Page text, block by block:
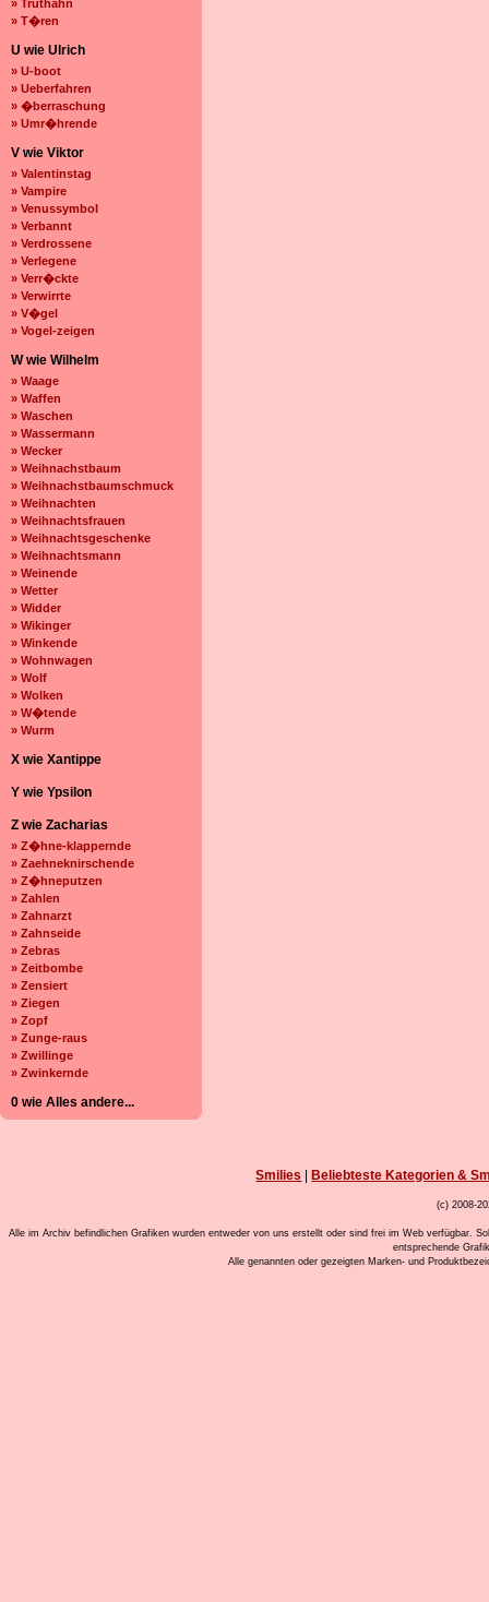
» Truthahn
» T�ren
U wie Ulrich
» U-boot
» Ueberfahren
» �berraschung
» Umr�hrende
V wie Viktor
» Valentinstag
» Vampire
» Venussymbol
» Verbannt
» Verdrossene
» Verlegene
» Verr�ckte
» Verwirrte
» V�gel
» Vogel-zeigen
W wie Wilhelm
» Waage
» Waffen
» Waschen
» Wassermann
» Wecker
» Weihnachstbaum
» Weihnachstbaumschmuck
» Weihnachten
» Weihnachtsfrauen
» Weihnachtsgeschenke
» Weihnachtsmann
» Weinende
» Wetter
» Widder
» Wikinger
» Winkende
» Wohnwagen
» Wolf
» Wolken
» W�tende
» Wurm
X wie Xantippe
Y wie Ypsilon
Z wie Zacharias
» Z�hne-klappernde
» Zaehneknirschende
» Z�hneputzen
» Zahlen
» Zahnarzt
» Zahnseide
» Zebras
» Zeitbombe
» Zensiert
» Ziegen
» Zopf
» Zunge-raus
» Zwillinge
» Zwinkernde
0 wie Alles andere...
Smilies Beliebteste Kategorien &
(c) 2008-
Alle im Archiv befindlichen Grafiken wurden entweder von uns erstellt oder sind frei im Web verfügbar.
entsprechende
Alle genannten oder gezeigten Marken- und